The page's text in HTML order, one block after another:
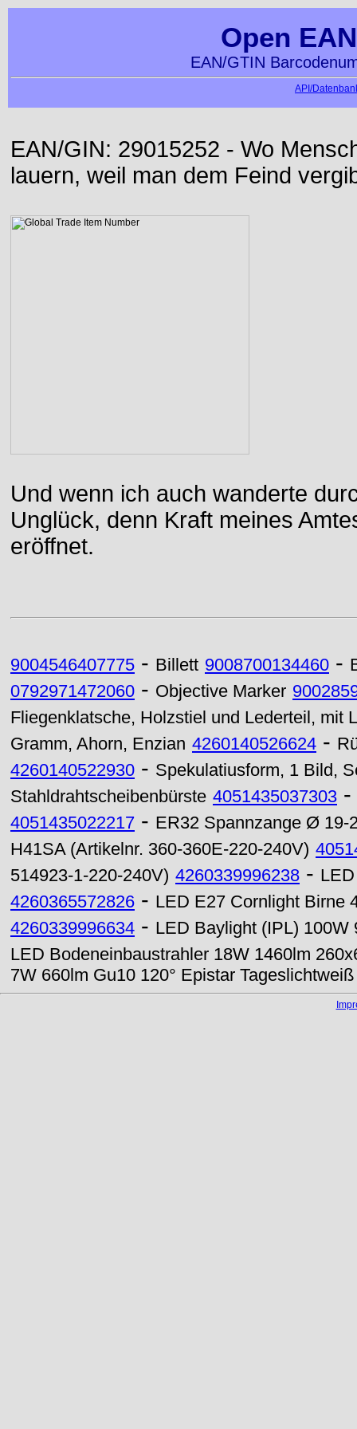
Open
EAN/GTIN
API/
EAN/GIN: 29015252 - Wo
lauern, weil man dem Feind
Und wenn ich auch wanderte
Unglück, denn Kraft meines
eröffnet.
9004546407775 - Billett 9008700134460 -
0792971472060 - Objective Marker
Fliegenklatsche, Holzstiel und Lederteil, mit
Gramm, Ahorn, Enzian 4260140526624 -
4260140522930 - Spekulatiusform, 1 Bild,
Stahldrahtscheibenbürste 4051435037303 -
4051435022217 - ER32 Spannzange Ø 19-
H41SA (Artikelnr. 360-360E-220-240V)
514923-1-220-240V) 4260339996238 -
4260365572826 - LED E27 Cornlight Birne
4260339996634 - LED Baylight (IPL)
LED Bodeneinbaustrahler 18W 1460lm
7W 660lm Gu10 120° Epistar Tageslichtweiß